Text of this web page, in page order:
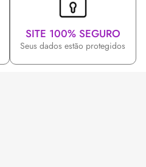
SITE 100% SEGURO
Seus dados estão protegidos